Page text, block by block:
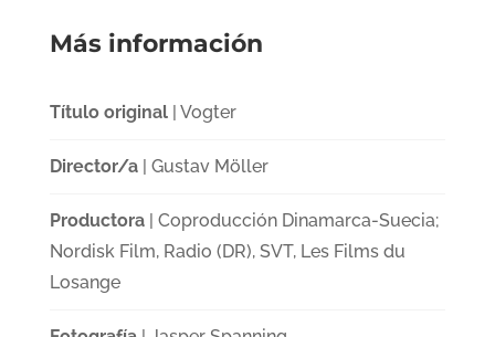
Más información
Título original| Vogter
Director/a| Gustav Möller
Productora| Coproducción Dinamarca-Suecia;
Nordisk Film, Radio (DR), SVT, Les Films du
Losange